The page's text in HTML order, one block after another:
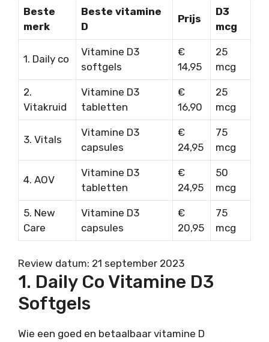
Beste
merk
Beste vitamine
D
Prijs
D3
mcg
1. Daily co
Vitamine D3
softgels
€
14,95
25
mcg
2.
Vitakruid
Vitamine D3
tabletten
€
16,90
25
mcg
3. Vitals
Vitamine D3
capsules
€
24,95
75
mcg
4. AOV
Vitamine D3
tabletten
€
24,95
50
mcg
5. New
Care
Vitamine D3
capsules
€
20,95
75
mcg
Review datum: 21 september 2023
1. Daily Co Vitamine D3
Softgels
Wie een goed en betaalbaar vitamine D